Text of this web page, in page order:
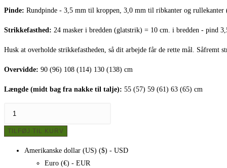
Pinde: Rundpinde - 3,5 mm til kroppen, 3,0 mm til ribkanter og rullekanter
Strikkefasthed: 24 masker i bredden (glatstrik) = 10 cm. i bredden - pind
Husk at overholde strikkefastheden, så dit arbejde får de rette mål. Såfremt
Overvidde: 90 (96) 108 (114) 130 (138) cm
Længde (midt bag fra nakke til talje): 55 (57) 59 (61) 63 (65) cm
antal
TILFØJ TIL KURV
Amerikanske dollar (US) ($) - USD
Euro (€) - EUR